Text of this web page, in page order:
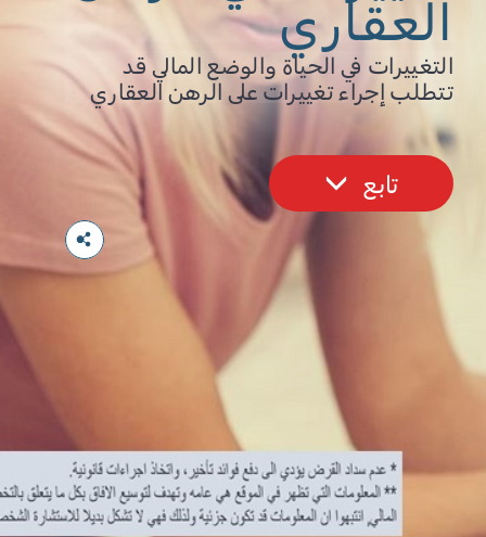
العقاري
التغييرات في الحياة والوضع المالي قد
تتطلب إجراء تغييرات على الرهن العقاري
تابع